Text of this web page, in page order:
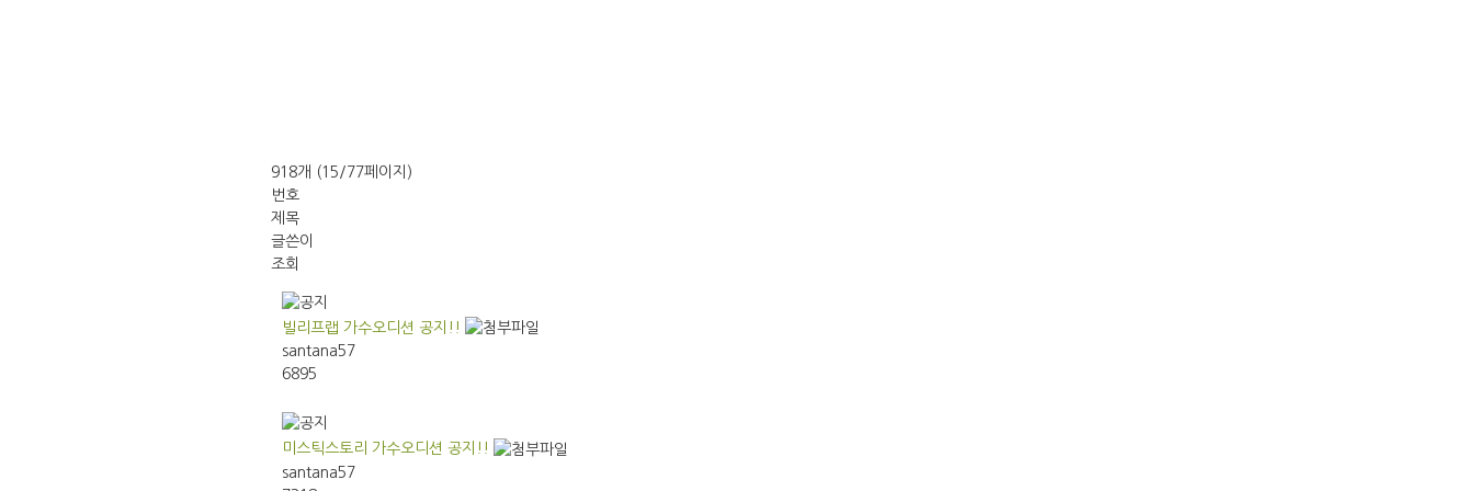
918개 (15/77페이지)
번호
제목
글쓴이
조회
빌리프랩 가수오디션 공지!!
santana57
6895
미스틱스토리 가수오디션 공지!!
santana57